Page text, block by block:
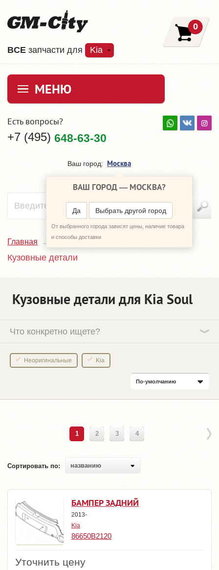
ВCE запчасти для Kia
0
МЕНЮ
Есть вопросы?
+7 (495) 648-63-30
Ваш город: Москва
ВАШ ГОРОД — МОСКВА?
Да Выбрать другой город
От выбранного города зависят цены, наличие товара
и способы доставки
Главная Каталог
Кузовные детали
Кузовные детали для Kia Soul
Что конкретно ищете?
Неоригинальные Kia
По-умолчанию
1 2 3 4
Сортировать по: названию
БАМПЕР ЗАДНИЙ
2013-
Kia
86650B2120
Уточнить цену